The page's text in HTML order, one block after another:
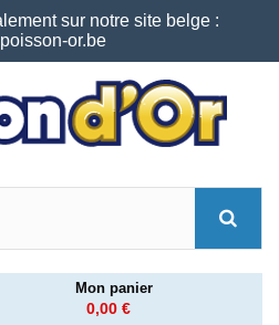
sur notre site belge :
or.be
Mon panier
0,00 €